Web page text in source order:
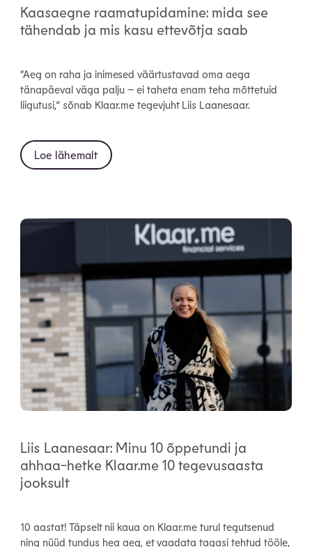
Kaasaegne raamatupidamine: mida see
tähendab ja mis kasu ettevõtja saab
“Aeg on raha ja inimesed väärtustavad oma aega
tänapäeval väga palju – ei taheta enam teha mõttetuid
liigutusi,” sõnab Klaar.me tegevjuht Liis Laanesaar.
Loe lähemalt
Liis Laanesaar: Minu 10 õppetundi ja
ahhaa-hetke Klaar.me 10 tegevusaasta
jooksult
10 aastat! Täpselt nii kaua on Klaar.me turul tegutsenud
ning nüüd tundus hea aeg, et vaadata tagasi tehtud tööle,